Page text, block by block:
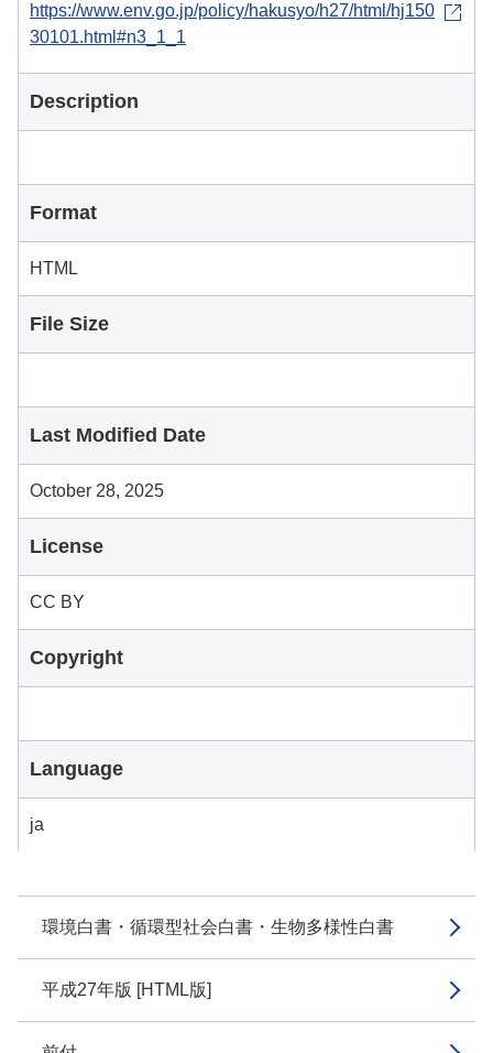
環境白書・循環型社会白書・生物多様性白書
平成27年版 [HTML版]
https://www.env.go.jp/policy/hakusyo/h27/html/hj150
30101.html#n3_1_1
Description
Format
HTML
File Size
Last Modified Date
October 28, 2025
License
CC BY
Copyright
Language
ja